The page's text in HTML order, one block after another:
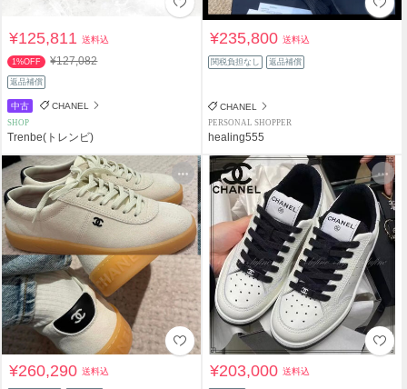
¥125,811送料込
1%OFF ¥127,082
返品補償
中古 CHANEL
SHOP
Trenbe(トレンビ)
¥235,800送料込
関税負担なし 返品補償
CHANEL
PERSONAL SHOPPER
healing555
¥260,290送料込 ¥203,000送料込